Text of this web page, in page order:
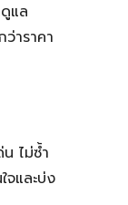
แล
าราคา
ไม่ซ้ำ
จและบ่ง